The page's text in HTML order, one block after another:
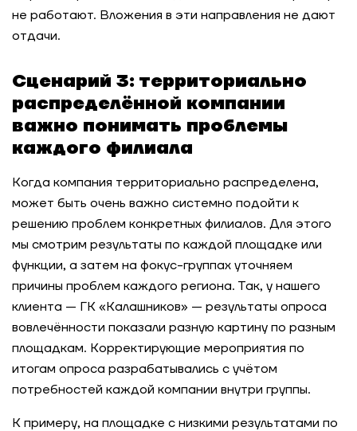
не работают. Вложения в эти направления не дают
отдачи.
Сценарий 3: территориально
распределённой компании
важно понимать проблемы
каждого филиала
Когда компания территориально распределена,
может быть очень важно системно подойти к
решению проблем конкретных филиалов. Для этого
мы смотрим результаты по каждой площадке или
функции, а затем на фокус-группах уточняем
причины проблем каждого региона. Так, у нашего
клиента — ГК «Калашников» — результаты опроса
вовлечённости показали разную картину по разным
площадкам. Корректирующие мероприятия по
итогам опроса разрабатывались с учётом
потребностей каждой компании внутри группы.
К примеру, на площадке с низкими результатами по